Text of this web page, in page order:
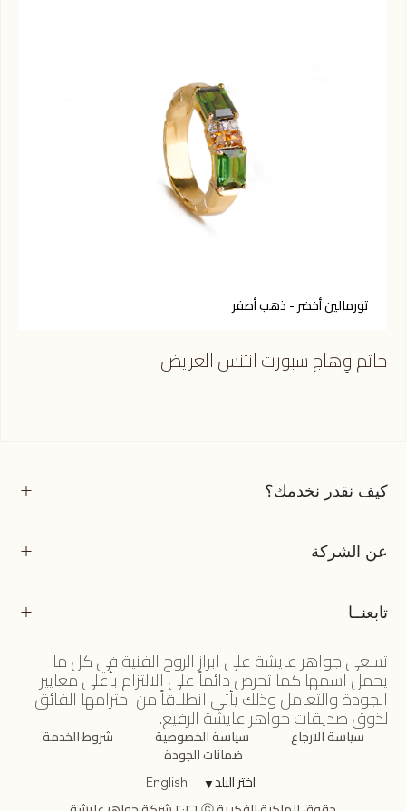
تورمالين أخضر - ذهب أصفر
خاتم وِهاج سبورت انتنس العريض
كيف نقدر نخدمك؟
عن الشركة
تابعنــا
تسعى جواهر عايشة على ابراز الروح الفنية في كل ما
يحمل اسمها كما تحرص دائماً على الالتزام بأعلى معايير
الجودة والتعامل وذلك يأتي انطلاقاً من احترامها الفائق
لذوق صديقات جواهر عايشة الرفيع.
سياسة الارجاع سياسة الخصوصية شروط الخدمة
ضمانات الجودة
اختر البلد▼
English